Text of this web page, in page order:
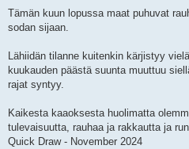
Tämän kuun lopussa maat puhuvat
sodan sijaan.
Lähiidän tilanne kuitenkin kärjistyy
kuukauden päästä suunta muuttuu
rajat syntyy.
Kaikesta kaaoksesta huolimatta
tulevaisuutta, rauhaa ja rakkautta ja
Quick Draw - November 2024